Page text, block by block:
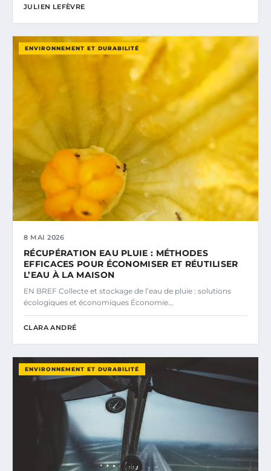
JULIEN LEFÈVRE
ENVIRONNEMENT ET DURABILITÉ
8 MAI 2026
RÉCUPÉRATION EAU PLUIE : MÉTHODES
EFFICACES POUR ÉCONOMISER ET RÉUTILISER
L’EAU À LA MAISON
EN BREF Collecte et stockage de l’eau de pluie : solutions
écologiques et économiques Économie…
CLARA ANDRÉ
ENVIRONNEMENT ET DURABILITÉ